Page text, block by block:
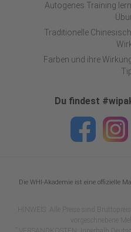
Autogenes Training
Traditionelle
Farben und ihre
Du findest
Die WHI-Akademie ist eine offizielle
HINWEIS: Alle Preise sind